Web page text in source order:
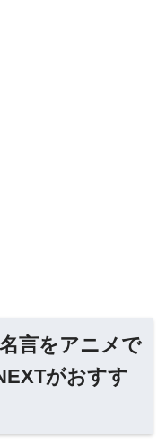
言をアニメで
がおすす